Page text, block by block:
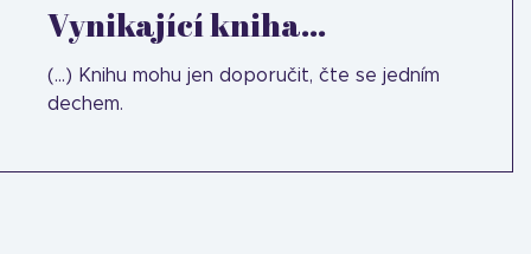
Vynikající kniha...
(...) Knihu mohu jen doporučit, čte se jedním
dechem.